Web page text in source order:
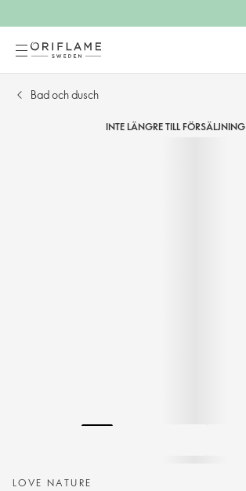
Bad och dusch
INTE LÄNGRE TILL FÖRSÄLJNING
LOVE NATURE